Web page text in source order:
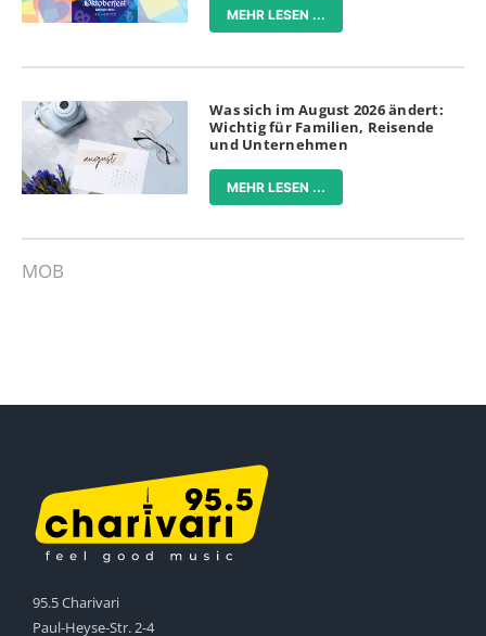
MEHR LESEN ...
Was sich im August 2026 ändert:
Wichtig für Familien, Reisende
und Unternehmen
MEHR LESEN ...
MOB
95.5 Charivari
Paul-Heyse-Str. 2-4